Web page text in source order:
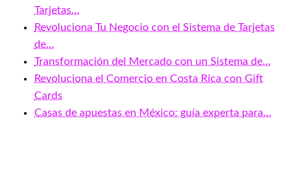
Tarjetas…
Revoluciona Tu Negocio con el Sistema de Tarjetas
de…
Transformación del Mercado con un Sistema de…
Revoluciona el Comercio en Costa Rica con Gift
Cards
Casas de apuestas en México: guía experta para…